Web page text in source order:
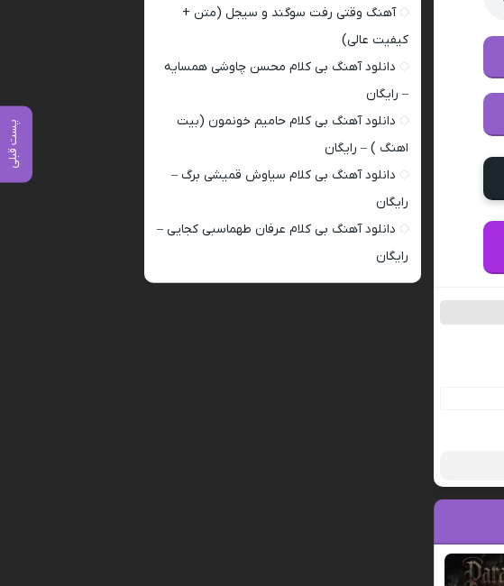
پست قبلی
آهنگ وقتی رفت سوگند و سیجل (متن +
کیفیت عالی)
دانلود آهنگ بی کلام محسن چاوشی همسایه
– رایگان
دانلود آهنگ بی کلام حامیم خونمون (بیت
اهنگ ) – رایگان
دانلود آهنگ بی کلام سیاوش قمیشی برگ –
رایگان
دانلود آهنگ بی کلام عرفان طهماسبی کجایی –
رایگان